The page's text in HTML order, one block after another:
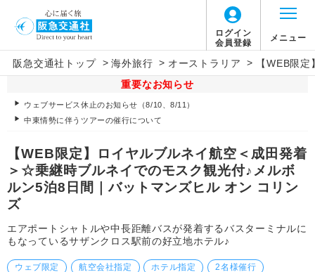
ログイン
会員登録
メニュー
阪急交通社トップ > 海外旅行 > オーストラリア >
【WEB限
重要なお知らせ
ウェブサービス休止のお知らせ（8/10、8/11）
中東情勢に伴うツアーの催行について
【WEB限定】ロイヤルブルネイ航空＜成田発着
＞☆乗継時ブルネイでのモスク観光付♪メルボ
ルン5泊8日間｜バットマンズヒル オン コリン
ズ
エアポートシャトルや中長距離バスが発着するバスターミナルに
もなっているサザンクロス駅前の好立地ホテル♪
ウェブ限定 航空会社指定 ホテル指定 2名様催行